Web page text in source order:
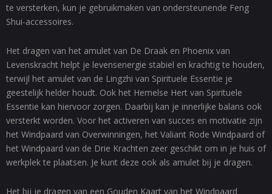
te versterken, kun je gebruikmaken van ondersteunende Feng
Shui-accessoires.
Het dragen van het amulet van De Draak en Phoenix van
Levenskracht helpt je levensenergie stabiel en krachtig te houden,
terwijl het amulet van de Lingzhi van Spirituele Essentie je
geestelijk helder houdt. Ook het Hemelse Hert van Spirituele
Essentie kan hiervoor zorgen. Daarbij kan je innerlijke balans ook
versterkt worden. Voor het activeren van succes en motivatie zijn
het Windpaard van Overwinningen, het Valiant Rode Windpaard of
het Windpaard van de Drie Krachten zeer geschikt om in je huis of
werkplek te plaatsen. Je kunt deze ook als amulet bij je dragen.
Het bij je dragen van een Gouden Kaart van het Windpaard